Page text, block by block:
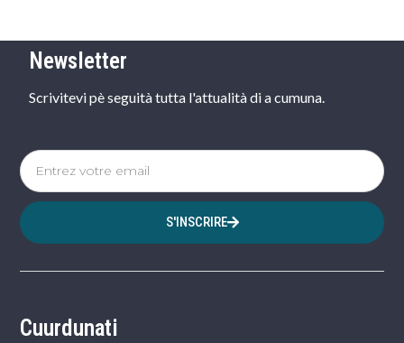
Newsletter
Scrivitevi pè seguità tutta l'attualità di a cumuna.
S'INSCRIRE
Cuurdunati